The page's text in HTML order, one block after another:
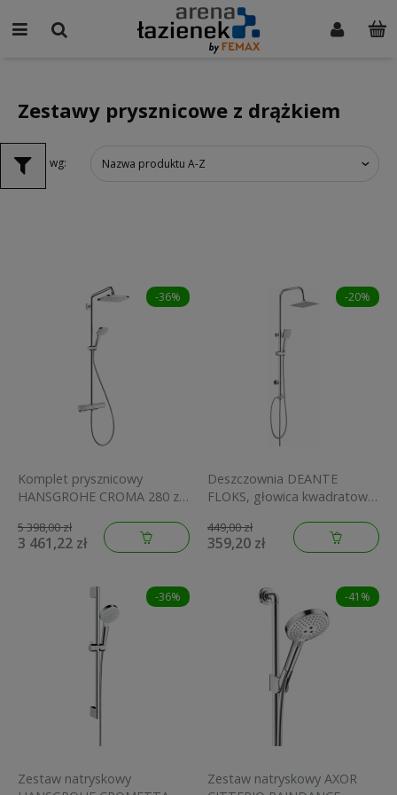
Zestawy prysznicowe z drążkiem
Sortuj wg: Nazwa produktu A-Z
-36%
Komplet prysznicowy
HANSGROHE CROMA 280 z
chrom 27630000
5 398,00 zł
3 461,22 zł
-20%
Deszczownia DEANTE
FLOKS, głowica kwadratowa
NAC 01FK
449,00 zł
359,20 zł
-36%
Zestaw natryskowy
-41%
Zestaw natryskowy AXOR